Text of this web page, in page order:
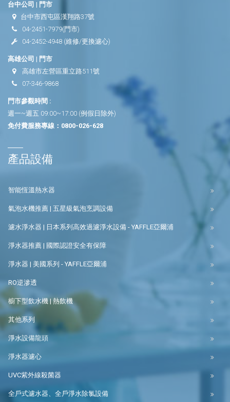
台中公司 | 門市
台中市西屯區漢翔路37號
04-2451-7979(門市)
04-2452-4948 (維修/更換濾心)
高雄公司 | 門市
高雄市左營區重立路511號
07-346-9868
門市參觀時間 :
週一~週五 09:00~17:00 (例假日除外)
免付費服務專線： 0800-026-628
產品設備
智能恆溫熱水器
氣泡水機推薦 | 五星級氣泡烹調設備
濾水淨水器 | 日本系列高效過濾淨水設備 - YAFFLE亞爾浦
淨水器推薦 | 國際認證安全有保障
淨水器 | 美國系列 - YAFFLE亞爾浦
RO逆滲透
櫥下型飲水機 | 熱飲機
其他系列
淨水設備龍頭
淨水器濾心
UVC紫外線殺菌器
全戶式濾水器、全戶淨水除氯設備